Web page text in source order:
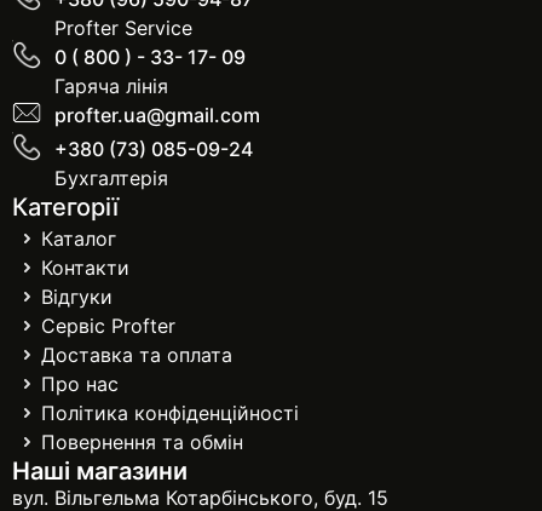
Profter Service
0 ( 800 ) - 33- 17- 09
Гаряча лінія
profter.ua@gmail.com
+380 (73) 085-09-24
Бухгалтерія
Категорії
Каталог
Контакти
Відгуки
Сервіс Profter
Доставка та оплата
Про нас
Політика конфіденційності
Повернення та обмін
Наші магазини
вул. Вільгельма Котарбінського, буд. 15